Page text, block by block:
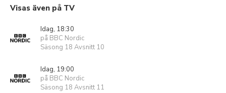
Visas även på TV
Idag, 18:30
på BBC Nordic
Säsong 18 Avsnitt 10
Idag, 19:00
på BBC Nordic
Säsong 18 Avsnitt 11